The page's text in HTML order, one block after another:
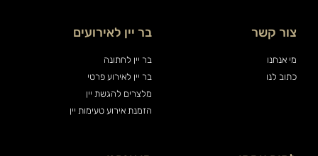
צור קשר
מי אנחנו
כתוב לנו
בר יין לאירועים
בר יין לחתונה
בר יין לאירוע פרטי
מלצרים להגשת יין
הזמנת אירוע טעימות יין